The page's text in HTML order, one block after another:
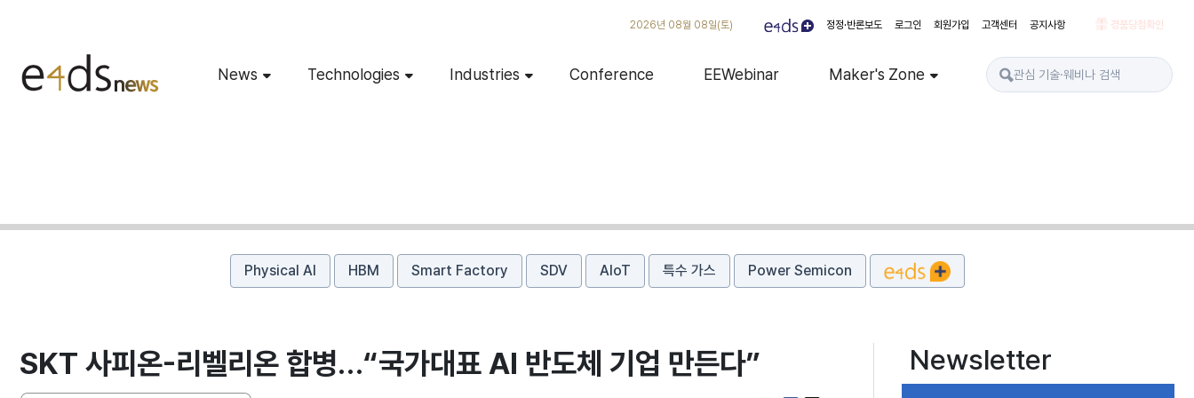
2026년 08월 08일(토) 정정·반론보도 로그인 회원가입 고객센터 공지사항 경품당첨확인
News Technologies Industries Conference EEWebinar Maker's Zone
Physical AI HBM Smart Factory SDV AIoT 특수 가스 Power Semicon
SKT 사피온-리벨리온 합병…“국가대표 AI 반도체 기업 만든다” Newsletter